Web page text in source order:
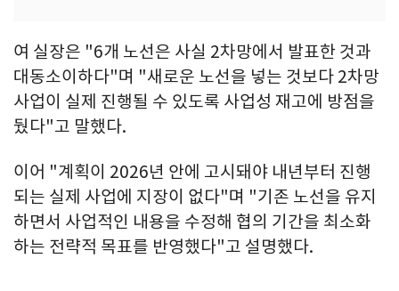
여 실장은 "6개 노선은 사실 2차망에서 발표한 것과
대동소이하다"며 "새로운 노선을 넣는 것보다 2차망
사업이 실제 진행될 수 있도록 사업성 재고에 방점을
뒀다"고 말했다.
이어 "계획이 2026년 안에 고시돼야 내년부터 진행
되는 실제 사업에 지장이 없다"며 "기존 노선을 유지
하면서 사업적인 내용을 수정해 협의 기간을 최소화
하는 전략적 목표를 반영했다"고 설명했다.